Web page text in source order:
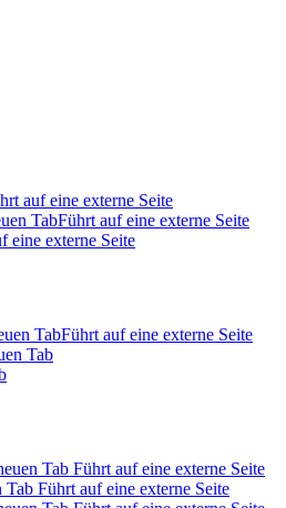
auf eine externe Seite
TabFührt auf eine externe Seite
eine externe Seite
TabFührt auf eine externe Seite
Tab
Tab Führt auf eine externe Seite
Tab Führt auf eine externe Seite